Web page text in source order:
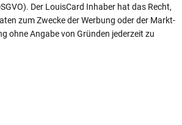
Der LouisCard Inhaber hat das Recht,
zum Zwecke der Werbung oder der Markt-
ohne Angabe von Gründen jederzeit zu